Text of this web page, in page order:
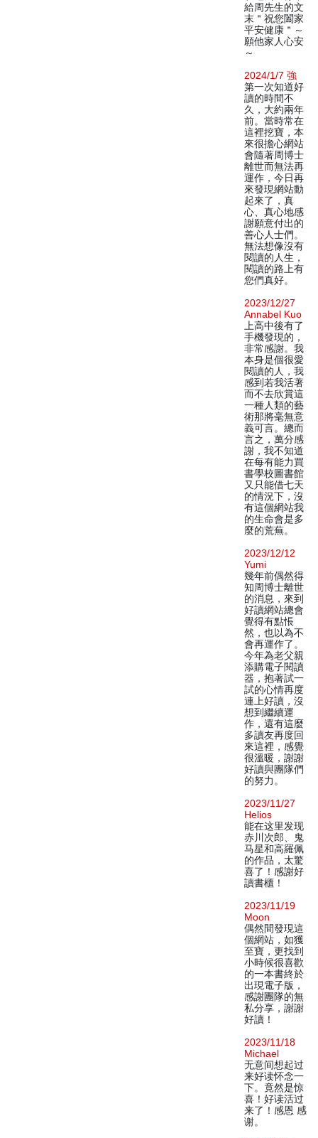
給周先生的文
末＂祝您闔家
平安健康＂～
願他家人心安
～
2024/1/7 強
第一次知道好
讀的時間不
久，大約兩年
前。當時常在
這裡挖寶，本
來很擔心網站
會隨著周博士
離世而無法再
運作，今日再
來發現網站動
起來了，真
心、真心地感
謝願意付出的
善心人士們。
無法想像沒有
閱讀的人生，
閱讀的路上有
您們真好。
2023/12/27
Annabel Kuo
上高中後有了
手機發現的，
非常感謝。我
本身是個很愛
閱讀的人，我
感到若我活著
而不去欣賞這
一種人類的藝
術那將毫無意
義可言。總而
言之，萬分感
謝，我不知道
在每有能力買
書學校圖書館
又只能借七天
的情況下，沒
有這個網站我
的生命會是多
麼的荒蕪。
2023/12/12
Yumi
幾年前偶然得
知周博士離世
的消息，來到
好讀網站總會
覺得有點悵
然，也以為不
會再運作了。
今年為老父親
添購電子閱讀
器，抱著試一
試的心情再度
連上好讀，沒
想到繼續運
作，還有這麼
多讀友再度回
來這裡，感覺
很溫暖，謝謝
好讀與團隊們
的努力。
2023/11/27
Helios
能在这里发现
赤川次郎、鬼
马星和高羅佩
的作品，太驚
喜了！感謝好
讀書櫃！
2023/11/19
Moon
偶然間發現這
個網站，如獲
至寶，更找到
小時候很喜歡
的一本書終於
出現電子版，
感謝團隊的無
私分享，謝謝
好讀！
2023/11/18
Michael
无意间想起过
来好读怀念一
下。竟然是惊
喜！好读活过
来了！感恩 感
谢。